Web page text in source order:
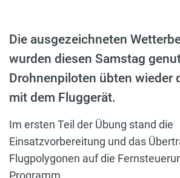
Die ausgezeichneten
wurden diesen Samstag
Drohnenpiloten übten wieder
mit dem Fluggerät.
Im ersten Teil der Übung stand die
Einsatzvorbereitung und das
Flugpolygonen auf die
Programm.